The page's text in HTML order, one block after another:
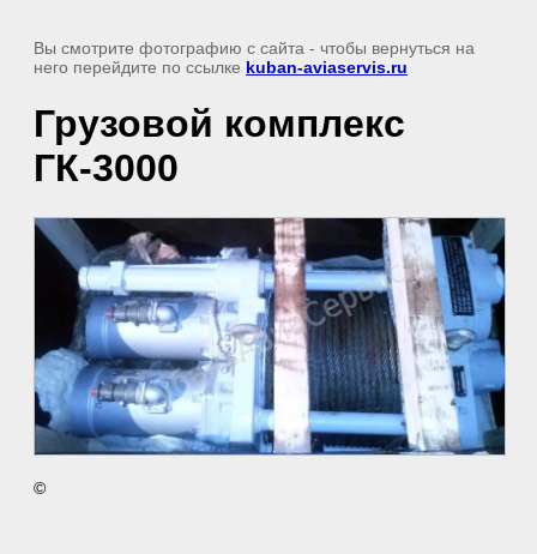
Вы смотрите фотографию с сайта - чтобы вернуться на
него перейдите по ссылке kuban-aviaservis.ru
Грузовой комплекс
ГК-3000
©